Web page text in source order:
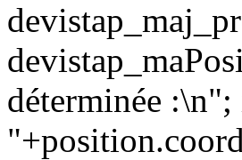
déterminée